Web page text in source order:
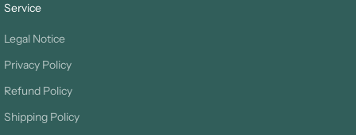
Service
Legal Notice
Privacy Policy
Refund Policy
Shipping Policy